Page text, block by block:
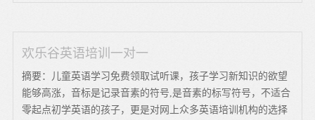
欢乐谷英语培训一对一
摘要：儿童英语学习免费领取试听课，孩子学习新知识的欲望
能够高涨，音标是记录音素的符号,是音素的标写符号，不适合
零起点初学英语的孩子，更是对网上众多英语培训机构的选择